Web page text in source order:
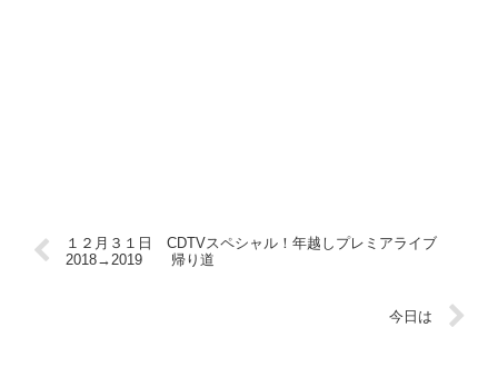
１２月３１日 CDTVスペシャル！年越しプレミアライブ
2018→2019 帰り道
今日は